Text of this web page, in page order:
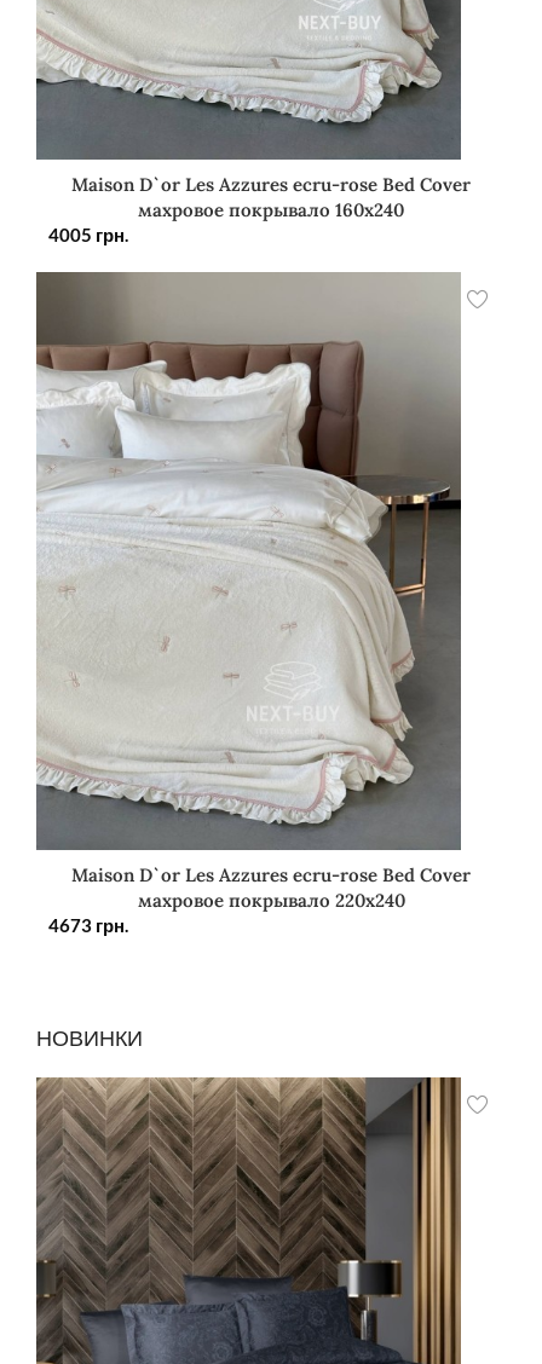
Maison D`or Les Azzures ecru-rose Bed Cover
махровое покрывало 160х240
4005 грн.
Maison D`or Les Azzures ecru-rose Bed Cover
махровое покрывало 220х240
4673 грн.
НОВИНКИ